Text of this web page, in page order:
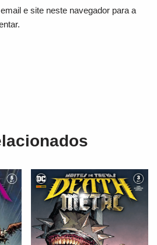
e site neste navegador para a